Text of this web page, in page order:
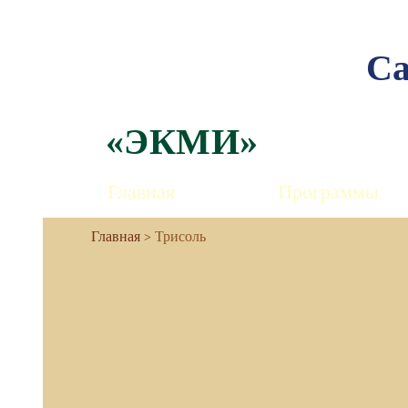
«ЭКМИ»
Главная Программы
Трисоль